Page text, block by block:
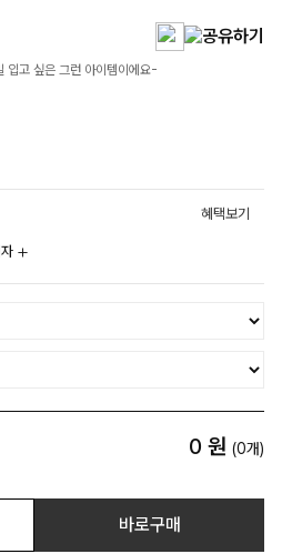
입고 싶은 그런 아이템이에요-
혜택보기
0 원 (0개)
바로구매